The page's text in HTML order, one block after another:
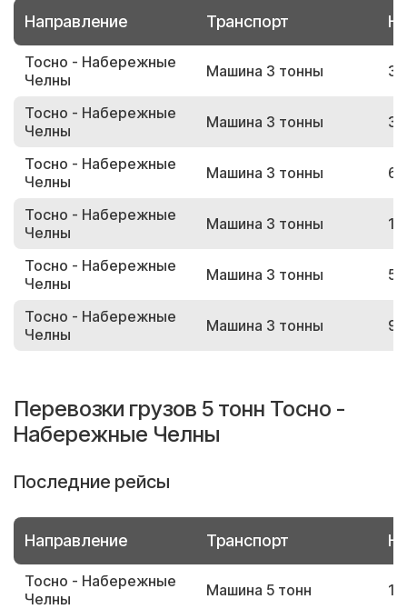
Направление Транспорт
Тосно - Набережные
Челны
Машина 3 тонны
Тосно - Набережные
Челны
Машина 3 тонны
Тосно - Набережные
Челны
Машина 3 тонны
Тосно - Набережные
Челны
Машина 3 тонны
Тосно - Набережные
Челны
Машина 3 тонны
Тосно - Набережные
Челны
Машина 3 тонны
Перевозки грузов 5 тонн Тосно -
Набережные Челны
Последние рейсы
Направление Транспорт
Тосно - Набережные
Челны
Машина 5 тонн